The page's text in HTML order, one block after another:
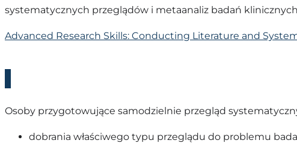
systematycznych przeglądów i metaanaliz badań
Advanced Research Skills: Conducting Literature and
Osoby przygotowujące samodzielnie przegląd
dobrania właściwego typu przeglądu do problemu